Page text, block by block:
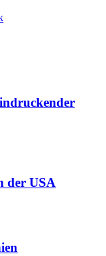
der USA